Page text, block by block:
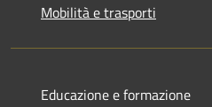
Mobilità e trasporti
Educazione e formazione